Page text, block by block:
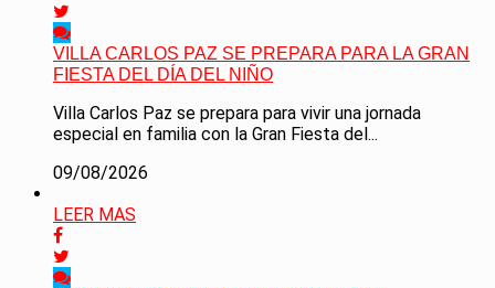
VILLA CARLOS PAZ SE PREPARA PARA LA GRAN
FIESTA DEL DÍA DEL NIÑO
Villa Carlos Paz se prepara para vivir una jornada
especial en familia con la Gran Fiesta del...
09/08/2026
LEER MAS